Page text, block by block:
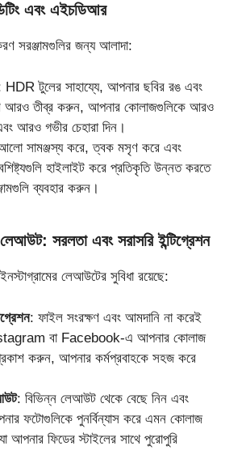
এবং এইচডিআর
সরঞ্জামগুলির জন্য আলাদা:
HDR টুলের সাহায্যে, আপনার ছবির রঙ এবং
আরও তীব্র করুন, আপনার কোলাজগুলিকে আরও
আরও গভীর চেহারা দিন।
সামঞ্জস্য করে, ত্বক মসৃণ করে এবং
হাইলাইট করে প্রতিকৃতি উন্নত করতে
ব্যবহার করুন।
সরলতা এবং সরাসরি ইন্টিগ্রেশন
লেআউটের সুবিধা রয়েছে:
: ফাইল সংরক্ষণ এবং আমদানি না করেই
বা Facebook-এ আপনার কোলাজ
করুন, আপনার কর্মপ্রবাহকে সহজ করে
: বিভিন্ন লেআউট থেকে বেছে নিন এবং
ফটোগুলিকে পুনর্বিন্যাস করে এমন কোলাজ
আপনার ফিডের স্টাইলের সাথে পুরোপুরি